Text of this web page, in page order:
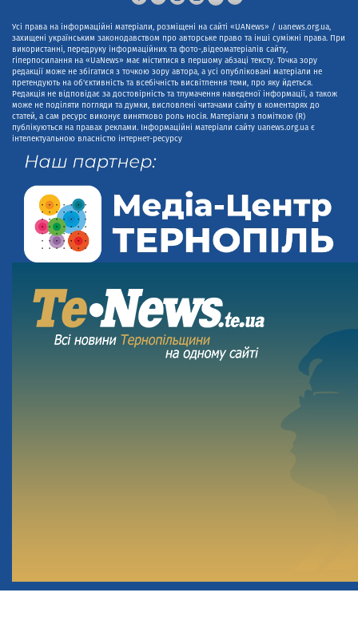
Усі права на інформаційні матеріали, розміщені на сайті «UANews» / uanews.org.ua,
захищені українським законодавством про авторське право та інші суміжні права. При
використанні, передруку інформаційних та фото-,відеоматеріалів сайту,
гіперпосилання на «UaNews» має міститися в першому абзаці тексту. Точка зору
редакції може не збігатися з точкою зору автора, а усі опубліковані матеріали не
претендують на об'єктивність та всебічність висвітлення теми, про яку йдеться.
Редакція не відповідає за достовірність та тлумачення наведеної інформації, а також
може не поділяти погляди та думки, висловлені читачами сайту в коментарях до
статей, а сам ресурс виконує винятково роль носія. Матеріали з поміткою (R)
публікуються на правах реклами. Інформаційні матеріали сайту uanews.org.ua є
інтелектуальною власністю інтернет-ресурсу